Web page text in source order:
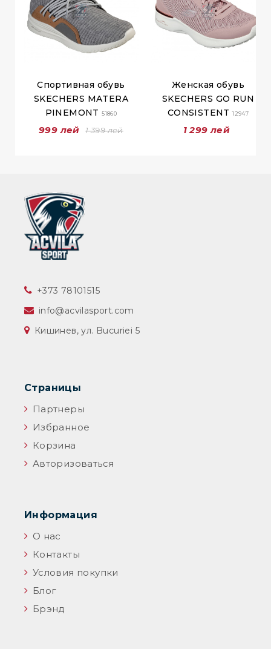
Спортивная обувь
SKECHERS MATERA
PINEMONT51860
999 лей 1 399 лей
Женская обувь
SKECHERS GO RUN
CONSISTENT12947
1 299 лей
‎+373 78101515
info@acvilasport.com
Кишинев, ул. Bucuriei 5
Страницы
Партнеры
Избранное
Корзина
Авторизоваться
Информация
О нас
Контакты
Условия покупки
Блог
Брэнд